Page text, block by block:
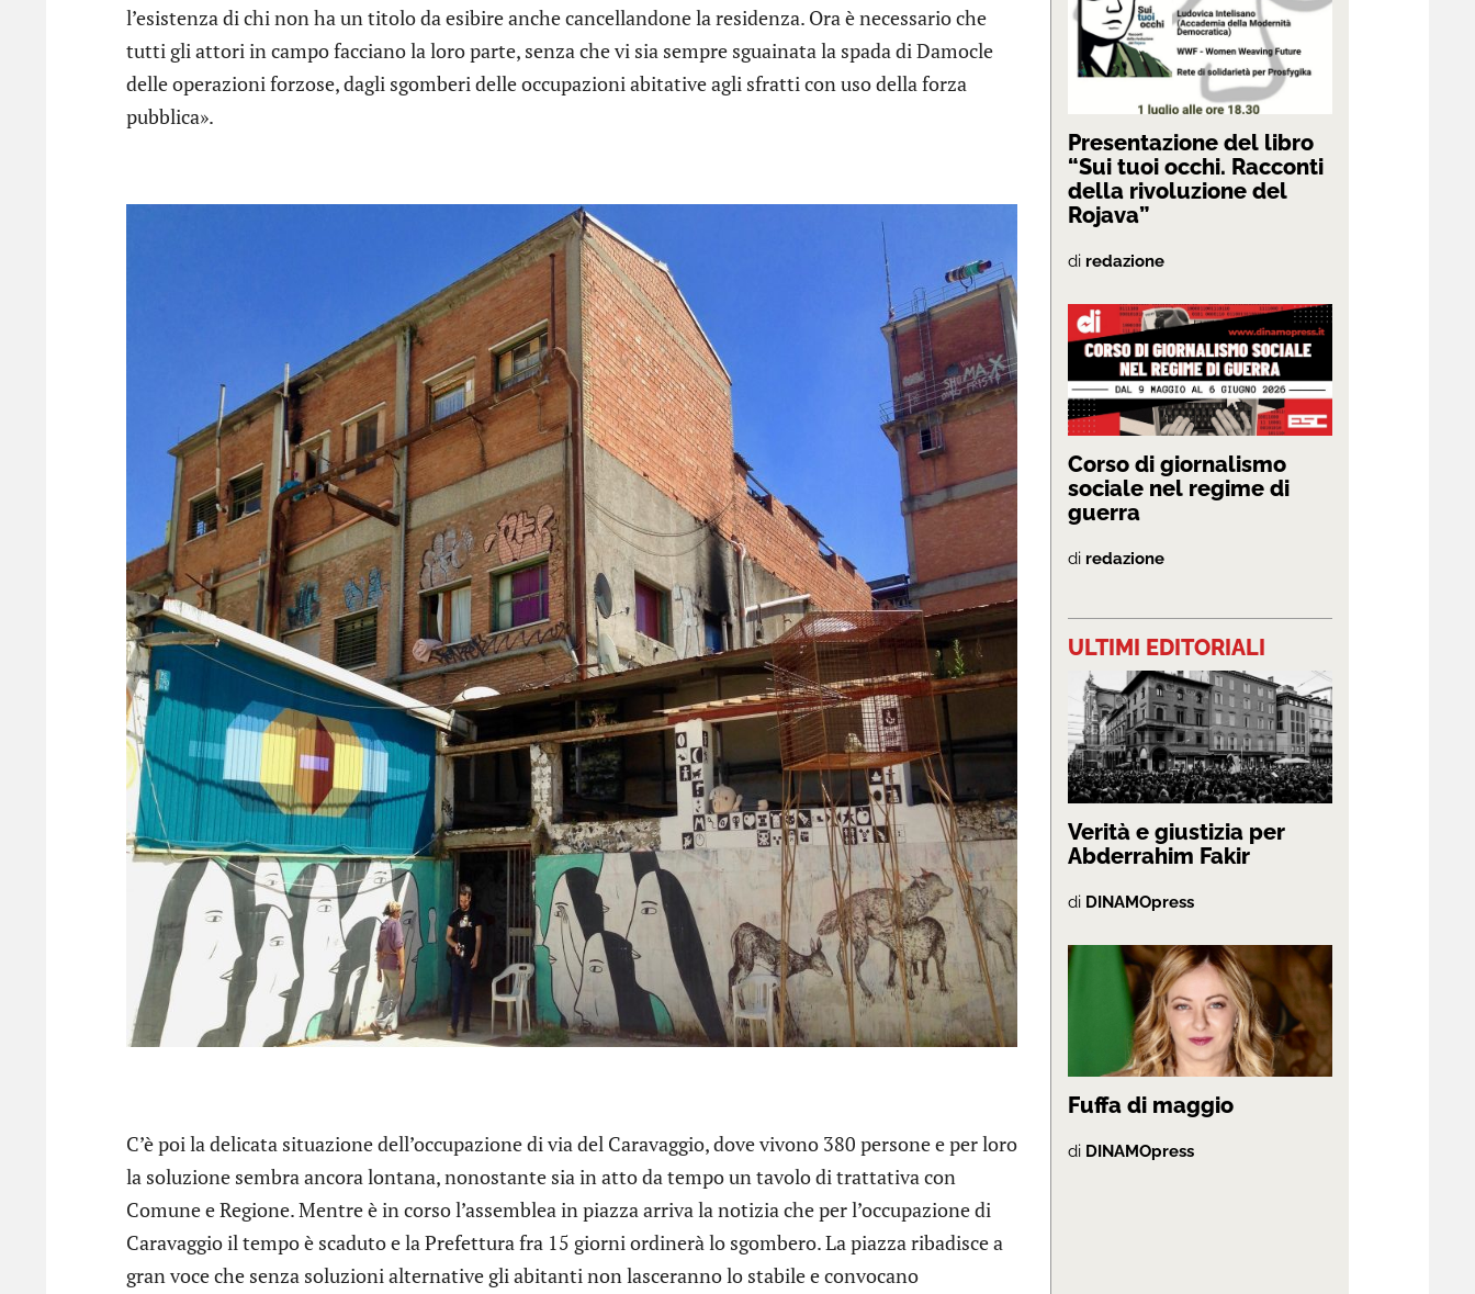
l’esistenza di chi non ha un titolo da esibire anche cancellandone la residenza. Ora è necessario che
tutti gli attori in campo facciano la loro parte, senza che vi sia sempre sguainata la spada di Damocle
delle operazioni forzose, dagli sgomberi delle occupazioni abitative agli sfratti con uso della forza
pubblica».
C’è poi la delicata situazione dell’occupazione di via del Caravaggio, dove vivono 380 persone e per loro
la soluzione sembra ancora lontana, nonostante sia in atto da tempo un tavolo di trattativa con
Comune e Regione. Mentre è in corso l’assemblea in piazza arriva la notizia che per l’occupazione di
Caravaggio il tempo è scaduto e la Prefettura fra 15 giorni ordinerà lo sgombero. La piazza ribadisce a
gran voce che senza soluzioni alternative gli abitanti non lasceranno lo stabile e convocano
Presentazione del libro
“Sui tuoi occhi. Racconti
della rivoluzione del
Rojava”
di redazione
Corso di giornalismo
sociale nel regime di
guerra
di redazione
ULTIMI EDITORIALI
Verità e giustizia per
Abderrahim Fakir
di DINAMOpress
Fuffa di maggio
di DINAMOpress